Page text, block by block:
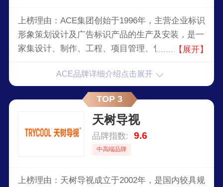
上榜理由：ACE集团创始于1996年，主营企业标识
形象策划设计及广告标识产品的生产及安装，是一
家集设计、制作、工程、项目管理、售后服务、贸
匹配的综合性广告标识服务的集团公司
【展开】
ACE品牌详细介绍点击展开
TOP 3
天树导视
品牌指数: 9.6
中高端品牌
上榜理由：天树导视成立于2002年，是国内较具规